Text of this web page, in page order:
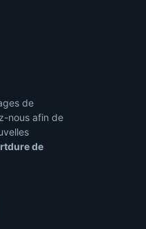
de
nous afin de
de